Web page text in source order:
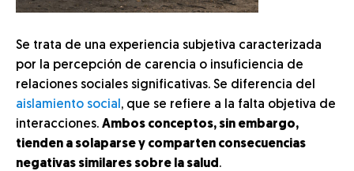
Se trata de una experiencia subjetiva caracterizada
por la percepción de carencia o insuficiencia de
relaciones sociales significativas. Se diferencia del
aislamiento social , que se refiere a la falta objetiva de
interacciones. Ambos conceptos, sin embargo,
tienden a solaparse y comparten consecuencias
negativas similares sobre la salud .